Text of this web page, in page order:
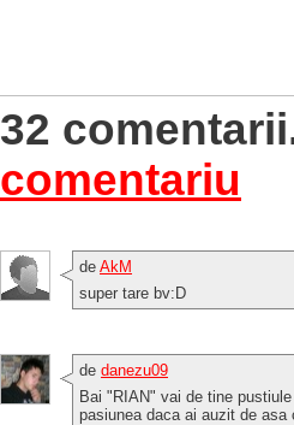
32
comentariu
de AkM
super tare bv:D
de danezu09
Bai "RIAN" vai de tine
pasiunea daca ai auzit de asa